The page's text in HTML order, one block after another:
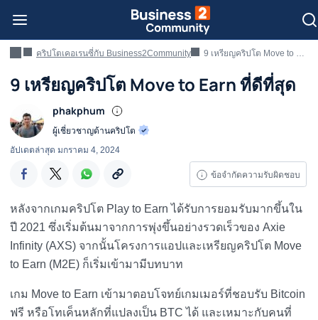
คริปโตเคอเรนซี่กับ Business2Community 9 เหรียญคริปโต Move to Earn ที่ดีที่สุด
9 เหรียญคริปโต Move to Earn ที่ดีที่สุด
phakphum
ผู้เชี่ยวชาญด้านคริปโต
ข้อจำกัดความรับผิดชอบ
อัปเดตล่าสุด มกราคม 4, 2024
หลังจากเกมคริปโต Play to Earn ได้รับการยอมรับมากขึ้นใน
ปี 2021 ซึ่งเริ่มต้นมาจากการพุ่งขึ้นอย่างรวดเร็วของ Axie
Infinity (AXS) จากนั้นโครงการแอปและเหรียญคริปโต Move
to Earn (M2E) ก็เริ่มเข้ามามีบทบาท
เกม Move to Earn เข้ามาตอบโจทย์เกมเมอร์ที่ชอบรับ Bitcoin
ฟรี หรือโทเค็นหลักที่แปลงเป็น BTC ได้ และเหมาะกับคนที่